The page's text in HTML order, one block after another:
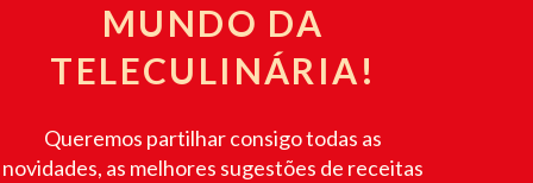
MUNDO DA
TELECULINÁRIA!
Queremos partilhar consigo todas as
novidades, as melhores sugestões de receitas